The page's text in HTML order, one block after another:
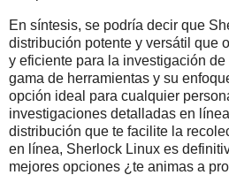
En síntesis, se podría decir que
distribución potente y versátil que
y eficiente para la investigación
gama de herramientas y su
opción ideal para cualquier
investigaciones detalladas en
distribución que te facilite la
en línea, Sherlock Linux es
mejores opciones ¿te animas a